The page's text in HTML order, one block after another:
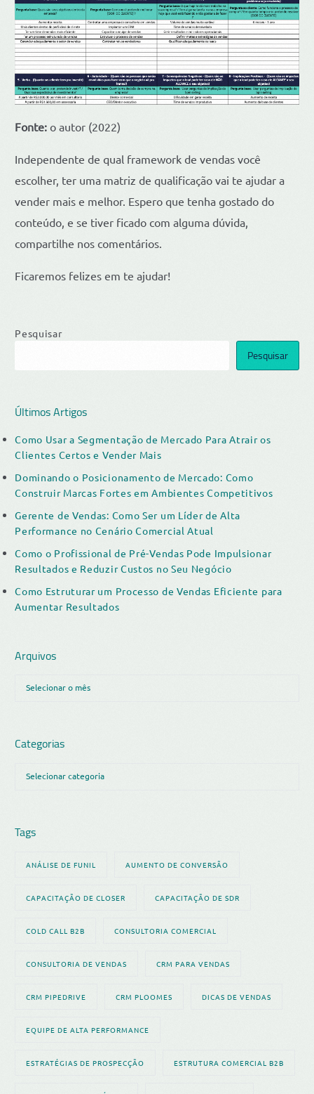
Fonte:o autor (2022)
Independente de qual framework de vendas você
escolher, ter uma matriz de qualificação vai te ajudar a
vender mais e melhor. Espero que tenha gostado do
conteúdo, e se tiver ficado com alguma dúvida,
compartilhe nos comentários.
Ficaremos felizes em te ajudar!
Pesquisar
Pesquisar
Últimos Artigos
Como Usar a Segmentação de Mercado Para Atrair os
Clientes Certos e Vender Mais
Dominando o Posicionamento de Mercado: Como
Construir Marcas Fortes em Ambientes Competitivos
Gerente de Vendas: Como Ser um Líder de Alta
Performance no Cenário Comercial Atual
Como o Profissional de Pré-Vendas Pode Impulsionar
Resultados e Reduzir Custos no Seu Negócio
Como Estruturar um Processo de Vendas Eficiente para
Aumentar Resultados
Arquivos
Categorias
Tags
ANÁLISE DE FUNIL AUMENTO DE CONVERSÃO
CAPACITAÇÃO DE CLOSER CAPACITAÇÃO DE SDR
COLD CALL B2B CONSULTORIA COMERCIAL
CONSULTORIA DE VENDAS CRM PARA VENDAS
CRM PIPEDRIVE CRM PLOOMES DICAS DE VENDAS
EQUIPE DE ALTA PERFORMANCE
ESTRATÉGIAS DE PROSPECÇÃO ESTRUTURA COMERCIAL B2B